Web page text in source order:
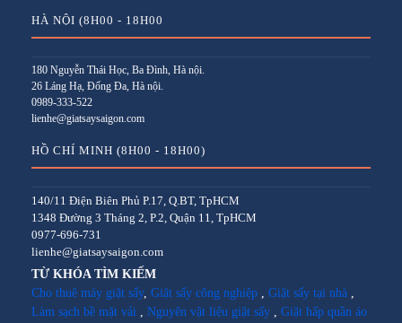
HÀ NỘI (8H00 - 18H00
180 Nguyễn Thái Học, Ba Đình, Hà nội.
26 Láng Hạ, Đống Đa, Hà nội.
0989-333-522
lienhe@giatsaysaigon.com
HỒ CHÍ MINH (8H00 - 18H00)
140/11 Điện Biên Phủ P.17, Q.BT, TpHCM
1348 Đường 3 Tháng 2, P.2, Quận 11, TpHCM
0977-696-731
lienhe@giatsaysaigon.com
TỪ KHÓA TÌM KIẾM
Cho thuê máy giặt sấy, Giặt sấy công nghiệp , Giặt sấy tại nhà ,
Làm sạch bề mặt vải , Nguyên vật liệu giặt sấy , Giặt hấp quần áo